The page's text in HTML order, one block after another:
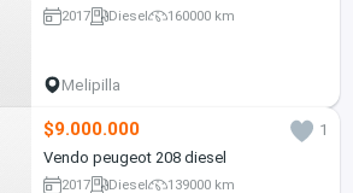
2017 Diesel 160000 km
Melipilla
$9.000.000
1
Vendo peugeot 208 diesel
2017 Diesel 139000 km